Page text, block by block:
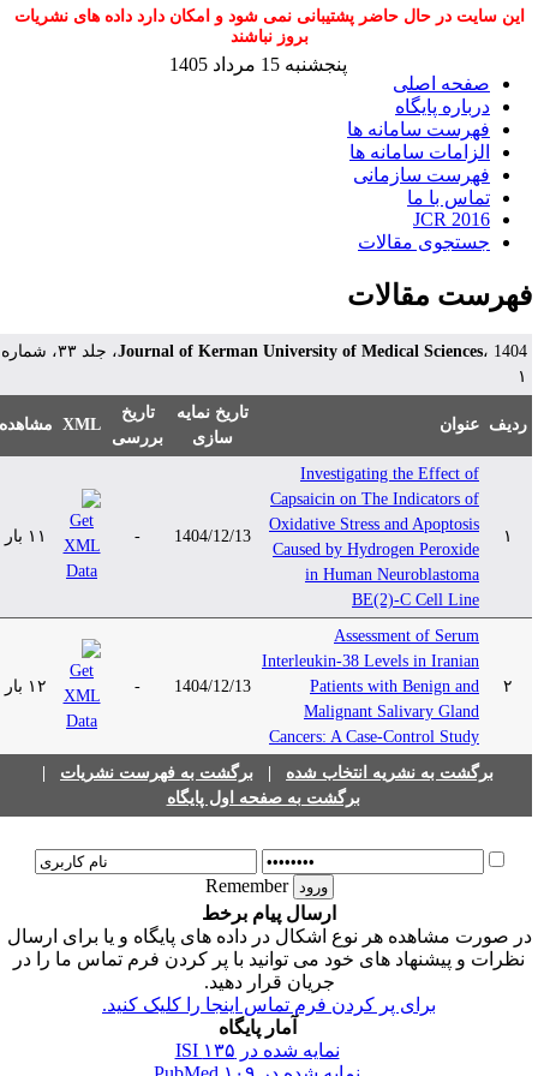
این سایت در حال حاضر پشتیبانی نمی شود و امکان دارد داده های نشریات
بروز نباشند
صفحه اصلی
درباره پایگاه
فهرست سامانه ها
الزامات سامانه ها
فهرست سازمانی
تماس با ما
JCR 2016
جستجوی مقالات
پنجشنبه 15 مرداد 1405
مقالات
Journal of Kerman University of Medical Sciences
، 1404، جلد ۳۳، شماره
ردیف عنوان
تاریخ نمایه
سازی
تاریخ
بررسی
XML مشاهده
Investigating the Effect of
Capsaicin on The Indicators of
Oxidative Stress and Apoptosis
Caused by Hydrogen Peroxide
in Human Neuroblastoma
BE(2)-C Cell Line
1404/12/13 ۱۱ بار
Assessment of Serum
Interleukin-38 Levels in Iranian
Patients with Benign and
Malignant Salivary Gland
Cancers: A Case-Control Study
1404/12/13 ۱۲ بار
برگشت به نشریه انتخاب شده| برگشت به فهرست نشریات|
برگشت به صفحه اول پایگاه
Remember
ارسال پیام برخط
صورت مشاهده هر نوع اشکال در داده های پایگاه و یا برای ارسال
نظرات و پیشنهاد های خود می توانید با پر کردن فرم تماس ما را در
جریان قرار دهید.
برای پر کردن فرم تماس اینجا را کلیک کنید.
آمار پایگاه
نمایه شده در ISI۱۳۵